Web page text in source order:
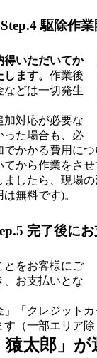
Step.4 駆除作
得いただいてか
ます。 作業後
などは一切発生
加対応が必要な
った場合も、必
でかかる費用に
から作業をさせ
したら、現場
無料です)。
完了後に
とをお客様にご
、お支払いとな
「クレジットカ
（一部エリア除
猿太郎」が